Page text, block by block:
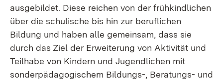
ausgebildet. Diese reichen von der frühkindlichen
über die schulische bis hin zur beruflichen
Bildung und haben alle gemeinsam, dass sie
durch das Ziel der Erweiterung von Aktivität und
Teilhabe von Kindern und Jugendlichen mit
sonderpädagogischem Bildungs-, Beratungs- und